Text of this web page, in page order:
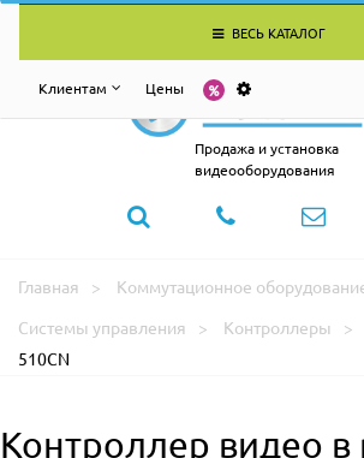
ВЕСЬ КАТАЛОГ
Клиентам Цены
Продажа и установка
видеооборудования
Главная
Коммутационное
Системы управления
Контроллеры
510CN
Контроллер видео